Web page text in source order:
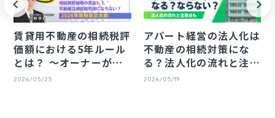
賃貸用不動産の相続税評
価額における5年ルール
とは？ 〜オーナーが
知っておきたい影響と実
2026/05/25
アパート経営の法人化は
不動産の相続対策にな
る？法人化の流れと注意
点
2026/05/19